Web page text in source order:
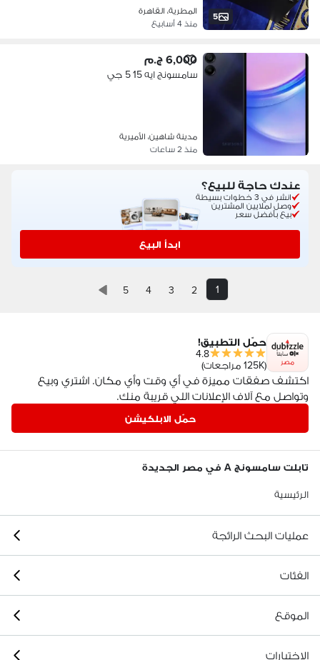
5
المطرية، القاهرة
منذ 4 أسابيع
6,000 ج.م
سامسونج ايه 15 5 جي
مدينة شاهين، الأميرية
منذ 2 ساعات
عندك حاجة للبيع؟
انشر في 3 خطوات بسيطة
وصل لملايين المشترين
بيع بأفضل سعر
ابدأ البيع
1
2
3
4
5
مصر
حمّل التطبيق!
4.8
(125K مراجعات)
اكتشف صفقات مميزة في أي وقت وأي مكان. اشتري وبيع
وتواصل مع آلاف الإعلانات اللي قريبة منك.
حمّل الابلكيشن
تابلت سامسونج A في مصر الجديدة
الرئيسية
عمليات البحث الرائجة
الفئات
الموقع
الاختيارات